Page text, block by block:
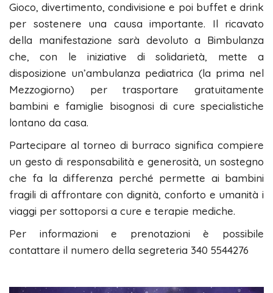
Gioco, divertimento, condivisione e poi buffet e drink
per sostenere una causa importante. Il ricavato
della manifestazione sarà devoluto a Bimbulanza
che, con le iniziative di solidarietà, mette a
disposizione un’ambulanza pediatrica (la prima nel
Mezzogiorno) per trasportare gratuitamente
bambini e famiglie bisognosi di cure specialistiche
lontano da casa.
Partecipare al torneo di burraco significa compiere
un gesto di responsabilità e generosità, un sostegno
che fa la differenza perché permette ai bambini
fragili di affrontare con dignità, conforto e umanità i
viaggi per sottoporsi a cure e terapie mediche.
Per informazioni e prenotazioni è possibile
contattare il numero della segreteria 340 5544276